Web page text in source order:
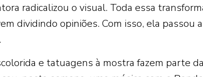
radicalizou o visual. Toda essa
dividindo opiniões. Com isso, ela passou
e tatuagens à mostra fazem parte da